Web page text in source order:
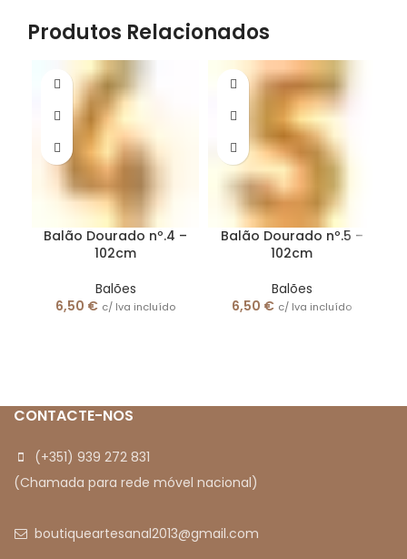
Produtos Relacionados
Balão Dourado nº.4 –
102cm
Balões
6,50 € c/ Iva incluído
Balão Dourado nº.5 –
102cm
Balões
6,50 € c/ Iva incluído
CONTACTE-NOS
(+351) 939 272 831
(Chamada para rede móvel nacional)
boutiqueartesanal2013@gmail.com